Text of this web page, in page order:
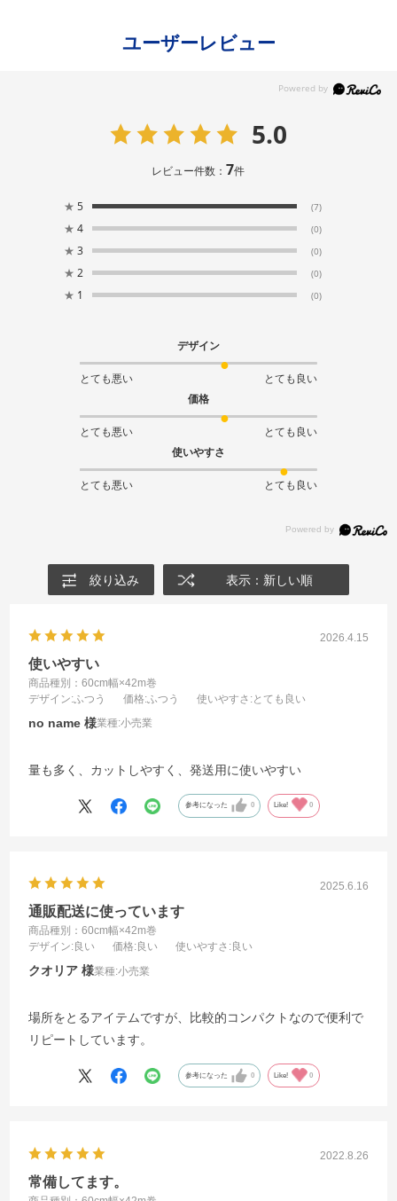
ユーザーレビュー
5.0
レビュー件数：7件
★ 5 (7)
★ 4 (0)
★ 3 (0)
★ 2 (0)
★ 1 (0)
デザイン
とても悪い
とても良い
価格
とても悪い
とても良い
使いやすさ
とても悪い とても良い
絞り込み 表示：新しい順
2026.4.15
使いやすい
商品種別：60cm幅×42m巻
デザイン:ふつう 価格:ふつう 使いやすさ :とても良い
no name 業種:小売業
量も多く、カットしやすく、発送用に使いやすい
参考になった 0 Like! 0
2025.6.16
通販配送に使っています
商品種別：60cm幅×42m巻
デザイン:良い 価格:良い 使いやすさ :良い
クオリア 業種:小売業
場所をとるアイテムですが、比較的コンパクトなので便利で
リピートしています。
参考になった 0 Like! 0
2022.8.26
常備してます。